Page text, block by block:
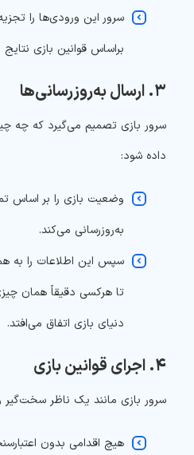
سرور این ورودی‌ها را
براساس قوانین بازی
۳. ارسال به‌روزرسانی‌ها
سرور بازی تصمیم می‌گیرد که چه
داده شود:
وضعیت بازی را بر اساس
به‌روزرسانی می‌کند.
سپس این اطلاعات را به
تا هرکسی دقیقاً همان
دنیای بازی اتفاق می‌افتد.
۴. اجرای قوانین بازی
سرور بازی مانند یک ناظر
هیچ اقدامی بدون